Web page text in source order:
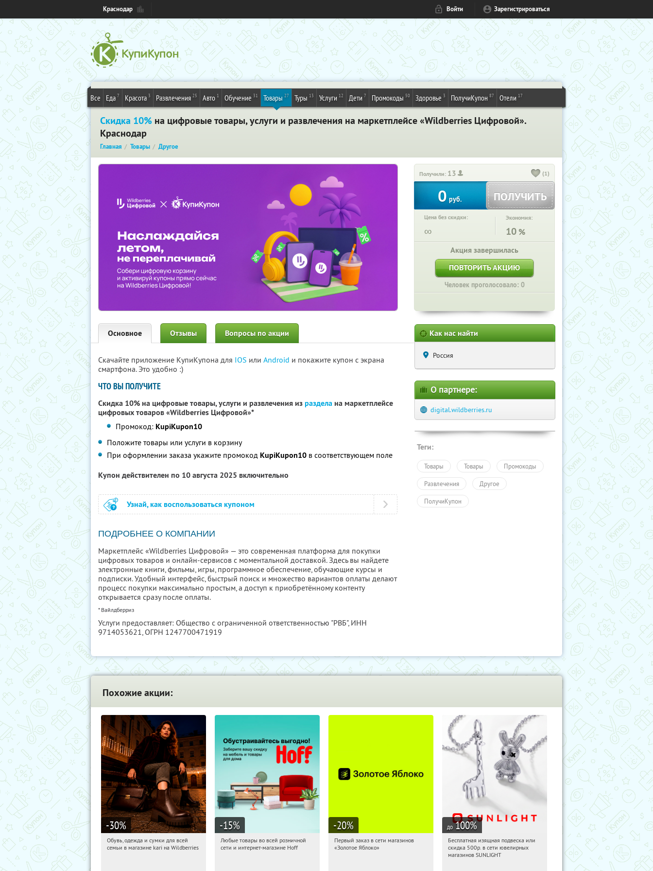
Краснодар Войти Зарегистрироваться
Все Еда 7 Красота 3 Развлечения 25 Авто 1 Обучение 31 Товары 27 Туры 13 Услуги 12 Дети 7 Промокоды 50 Здоровье 3 ПолучиКупон 87 Отели 17
Скидка 10% на цифровые товары, услуги и развлечения на маркетплейсе «Wildberries Цифровой».
Краснодар
Главная Товары Другое
Получили: 13 (1)
0 руб. ПОЛУЧИТЬ
Цена без скидки:
∞
Экономия:
10 %
Акция завершилась
ПОВТОРИТЬ АКЦИЮ
Человек проголосовало: 0
Основное Отзывы Вопросы по акции
Скачайте приложение КупиКупона для IOS или Android и покажите купон с экрана
смартфона. Это удобно :)
ЧТО ВЫ ПОЛУЧИТЕ
Скидка 10% на цифровые товары, услуги и развлечения израздела на маркетплейсе
цифровых товаров «Wildberries Цифровой»*
Промокод: KupiKupon10
Положите товары или услуги в корзину
При оформлении заказа укажите промокод KupiKupon10 в соответствующем поле
Купон действителен по 10 августа 2025 включительно
Узнай, как воспользоваться купоном
ПОДРОБНЕЕ О КОМПАНИИ
Маркетплейс «Wildberries Цифровой» — это современная платформа для покупки
цифровых товаров и онлайн-сервисов с моментальной доставкой. Здесь вы найдете
электронные книги, фильмы, игры, программное обеспечение, обучающие курсы и
подписки. Удобный интерфейс, быстрый поиск и множество вариантов оплаты делают
процесс покупки максимально простым, а доступ к приобретённому контенту
открывается сразу после оплаты.
* Вайлдберриз
Услуги предоставляет: Общество с ограниченной ответственностью "РВБ", ИНН
9714053621, ОГРН 1247700471919
Как нас найти
Россия
О партнере:
digital.wildberries.ru
Теги:
Товары Товары Промокоды
Развлечения Другое
ПолучиКупон
Похожие акции:
-30%
13:24:15 Получили:
Обувь, одежда и сумки для всей
семьи в магазине kari на Wildberries
-15%
13:24:15 Получили:
Любые товары во всей розничной
сети и интернет-магазине Hoff
-20%
13:24:15
Получи первым!
Первый заказ в сети магазинов
«Золотое Яблоко»
до 100%
13:24:15 Получили:
Россия
Бесплатная изящная подвеска или
скидка 500р. в сети ювелирных
магазинов SUNLIGHT